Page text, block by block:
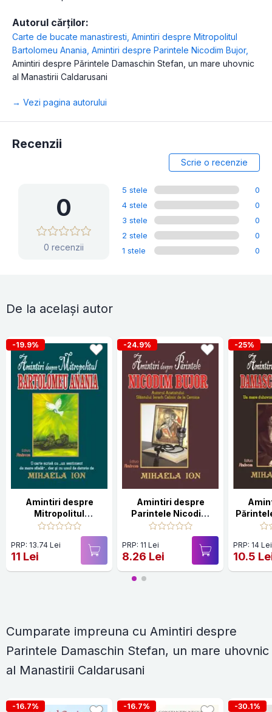
Autorul cărților:
Carte de bucate manastiresti Amintiri despre Mitropolitul
Bartolomeu Anania Amintiri despre Parintele Nicodim Bujor,
Amintiri despre Părintele Damaschin Stefan, un mare uhovnic
al Manastirii Caldarusani
→ Vezi pagina autorului
Recenzii
Scrie o recenzie
0
0 recenzii
5 stele
0
4 stele
0
3 stele
0
2 stele
0
1 stele
0
De la același autor
-19.9%
Amintiri despre
Mitropolitul
Bartolomeu Anania
PRP: 13.74 Lei
11 Lei
-24.9%
Amintiri despre
Parintele Nicodim
Bujor
PRP: 11 Lei
8.26 Lei
-25%
PRP: 14 Lei
10.5
Cumparate impreuna cu Amintiri despre
Parintele Damaschin Stefan, un mare uhovnic
al Manastirii Caldarusani
-16.7% -16.7% -30.1%